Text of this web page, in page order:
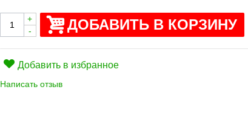
-
+ ДОБАВИТЬ В КОРЗИНУ
Добавить в избранное
Написать отзыв